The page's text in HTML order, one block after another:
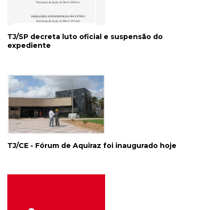
TJ/SP decreta luto oficial e suspensão do
expediente
TJ/CE - Fórum de Aquiraz foi inaugurado hoje